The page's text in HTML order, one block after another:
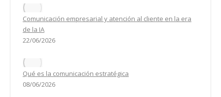
Comunicación empresarial y atención al cliente en la era
de la IA
22/06/2026
Qué es la comunicación estratégica
08/06/2026